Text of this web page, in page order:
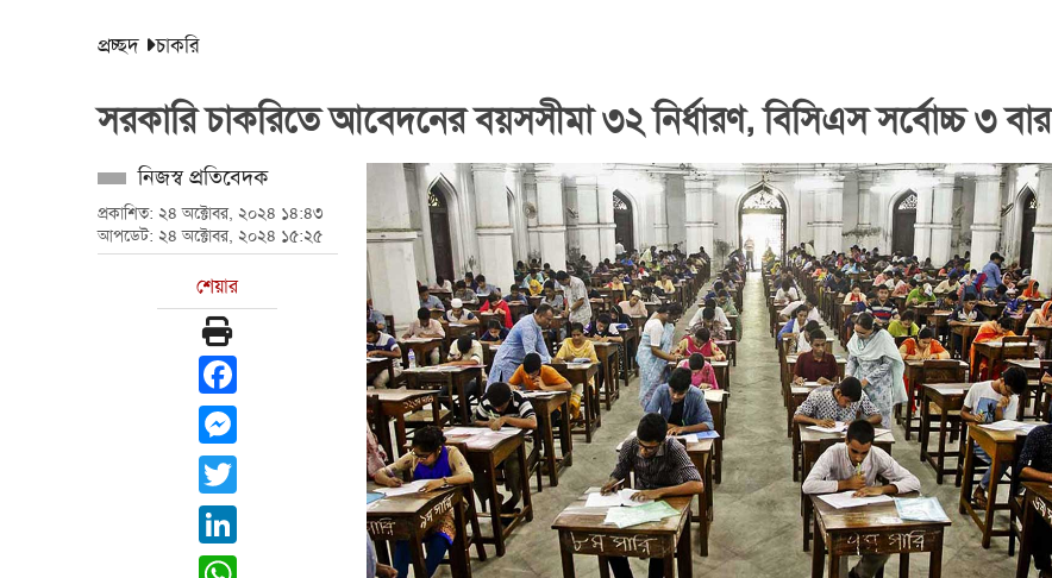
প্রচ্ছদ চাকরি
সরকারি চাকরিতে আবেদনের বয়সসীমা ৩২ নির্ধারণ, বিসিএস সর্বোচ্চ ৩ বার
নিজস্ব প্রতিবেদক
প্রকাশিত: ২৪ অক্টোবর, ২০২৪ ১৪:৪৩
আপডেট: ২৪ অক্টোবর, ২০২৪ ১৫:২৫
শেয়ার
Facebook
Messenger
Twitter
LinkedIn
WhatsApp